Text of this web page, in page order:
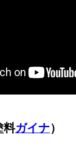
料ガイナ）